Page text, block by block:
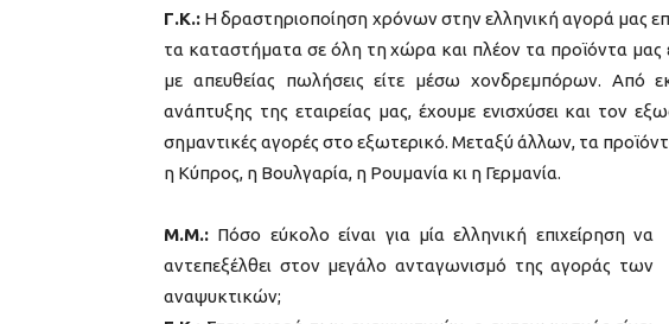
Γ.Κ.: Η δραστηριοποίηση χρόνων στην ελληνική αγορά μας
τα καταστήματα σε όλη τη χώρα και πλέον τα προϊόντα μας
με απευθείας πωλήσεις είτε μέσω χονδρεμπόρων. Από
ανάπτυξης της εταιρείας μας, έχουμε ενισχύσει και τον
σημαντικές αγορές στο εξωτερικό. Μεταξύ άλλων, τα
η Κύπρος, η Βουλγαρία, η Ρουμανία κι η Γερμανία.
Μ.Μ.: Πόσο εύκολο είναι για μία ελληνική επιχείρηση να
αντεπεξέλθει στον μεγάλο ανταγωνισμό της αγοράς των
αναψυκτικών;